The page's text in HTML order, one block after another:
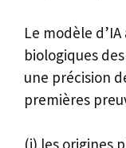
Le modèle
biologiques
une précision
premières
(i) les origines